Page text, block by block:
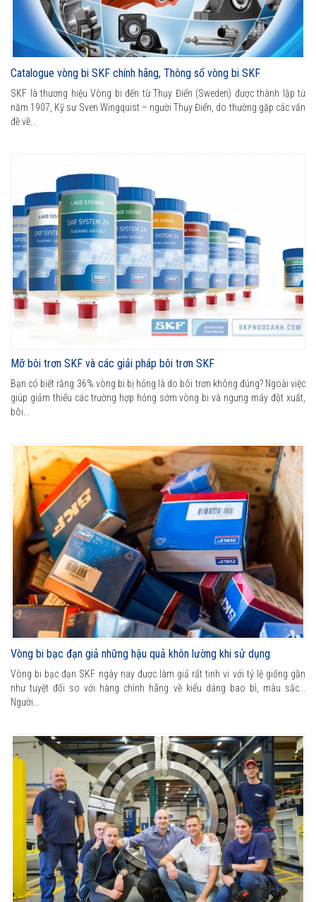
Catalogue vòng bi SKF chính hãng, Thông số vòng bi SKF
SKF là thương hiệu Vòng bi đến từ Thụy Điển (Sweden) được thành lập từ
năm 1907, Kỹ sư Sven Wingquist – người Thụy Điển, do thường gặp các vấn
đề về...
Mỡ bôi trơn SKF và các giải pháp bôi trơn SKF
Bạn có biết rằng 36% vòng bi bị hỏng là do bôi trơn không đúng? Ngoài việc
giúp giảm thiểu các trường hợp hỏng sớm vòng bi và ngưng máy đột xuất,
bôi...
Vòng bi bạc đạn giả những hậu quả khôn lường khi sử dụng
Vòng bi bạc đạn SKF ngày nay được làm giả rất tinh vi với tỷ lệ giống gần
như tuyệt đối so với hàng chính hãng về kiểu dáng bao bì, màu sắc...
Người...